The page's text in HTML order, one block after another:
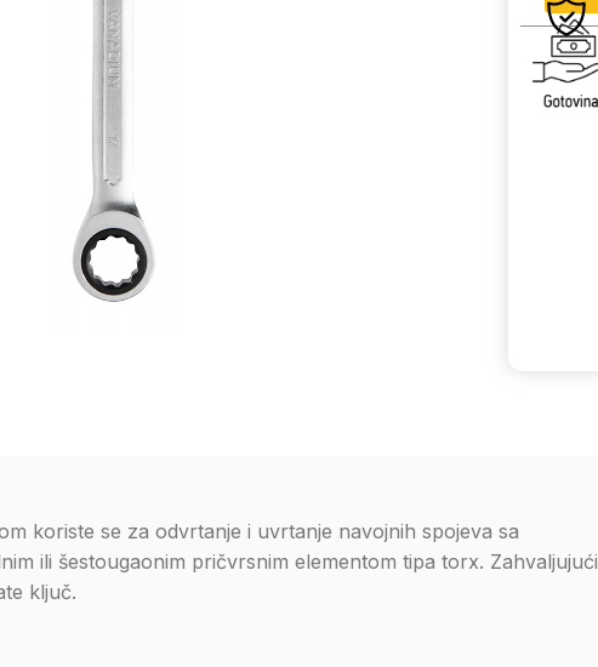
koriste se za odvrtanje i uvrtanje navojnih spojeva sa
ili šestougaonim pričvrsnim elementom tipa torx. Zahvaljujući
ključ.